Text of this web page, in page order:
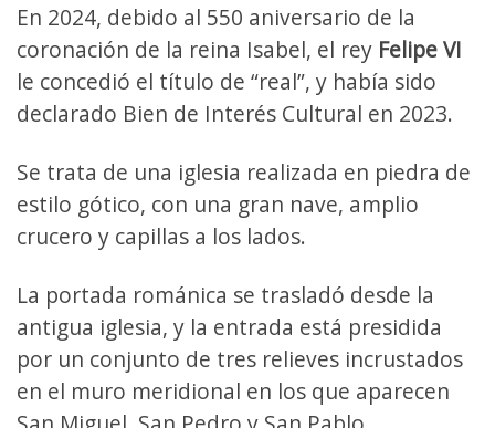
En 2024, debido al 550 aniversario de la
coronación de la reina Isabel, el rey Felipe VI
le concedió el título de “real”, y había sido
declarado Bien de Interés Cultural en 2023.
Se trata de una iglesia realizada en piedra de
estilo gótico, con una gran nave, amplio
crucero y capillas a los lados.
La portada románica se trasladó desde la
antigua iglesia, y la entrada está presidida
por un conjunto de tres relieves incrustados
en el muro meridional en los que aparecen